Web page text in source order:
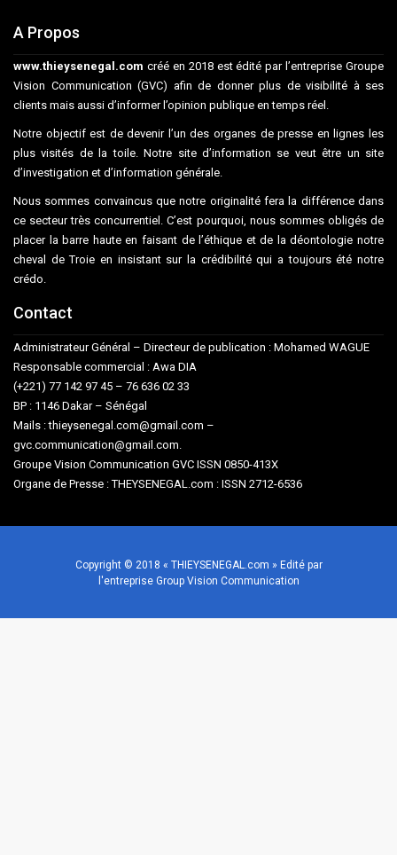
A Propos
www.thieysenegal.com créé en 2018 est édité par l’entreprise Groupe
Vision Communication (GVC) afin de donner plus de visibilité à ses
clients mais aussi d’informer l’opinion publique en temps réel.
Notre objectif est de devenir l’un des organes de presse en lignes les
plus visités de la toile. Notre site d’information se veut être un site
d’investigation et d’information générale.
Nous sommes convaincus que notre originalité fera la différence dans
ce secteur très concurrentiel. C’est pourquoi, nous sommes obligés de
placer la barre haute en faisant de l’éthique et de la déontologie notre
cheval de Troie en insistant sur la crédibilité qui a toujours été notre
crédo.
Contact
Administrateur Général – Directeur de publication : Mohamed WAGUE
Responsable commercial : Awa DIA
(+221) 77 142 97 45 – 76 636 02 33
BP : 1146 Dakar – Sénégal
Mails : thieysenegal.com@gmail.com –
gvc.communication@gmail.com.
Groupe Vision Communication GVC ISSN 0850-413X
Organe de Presse : THEYSENEGAL.com : ISSN 2712-6536
Copyright © 2018 « THIEYSENEGAL.com » Edité par
l'entreprise Group Vision Communication